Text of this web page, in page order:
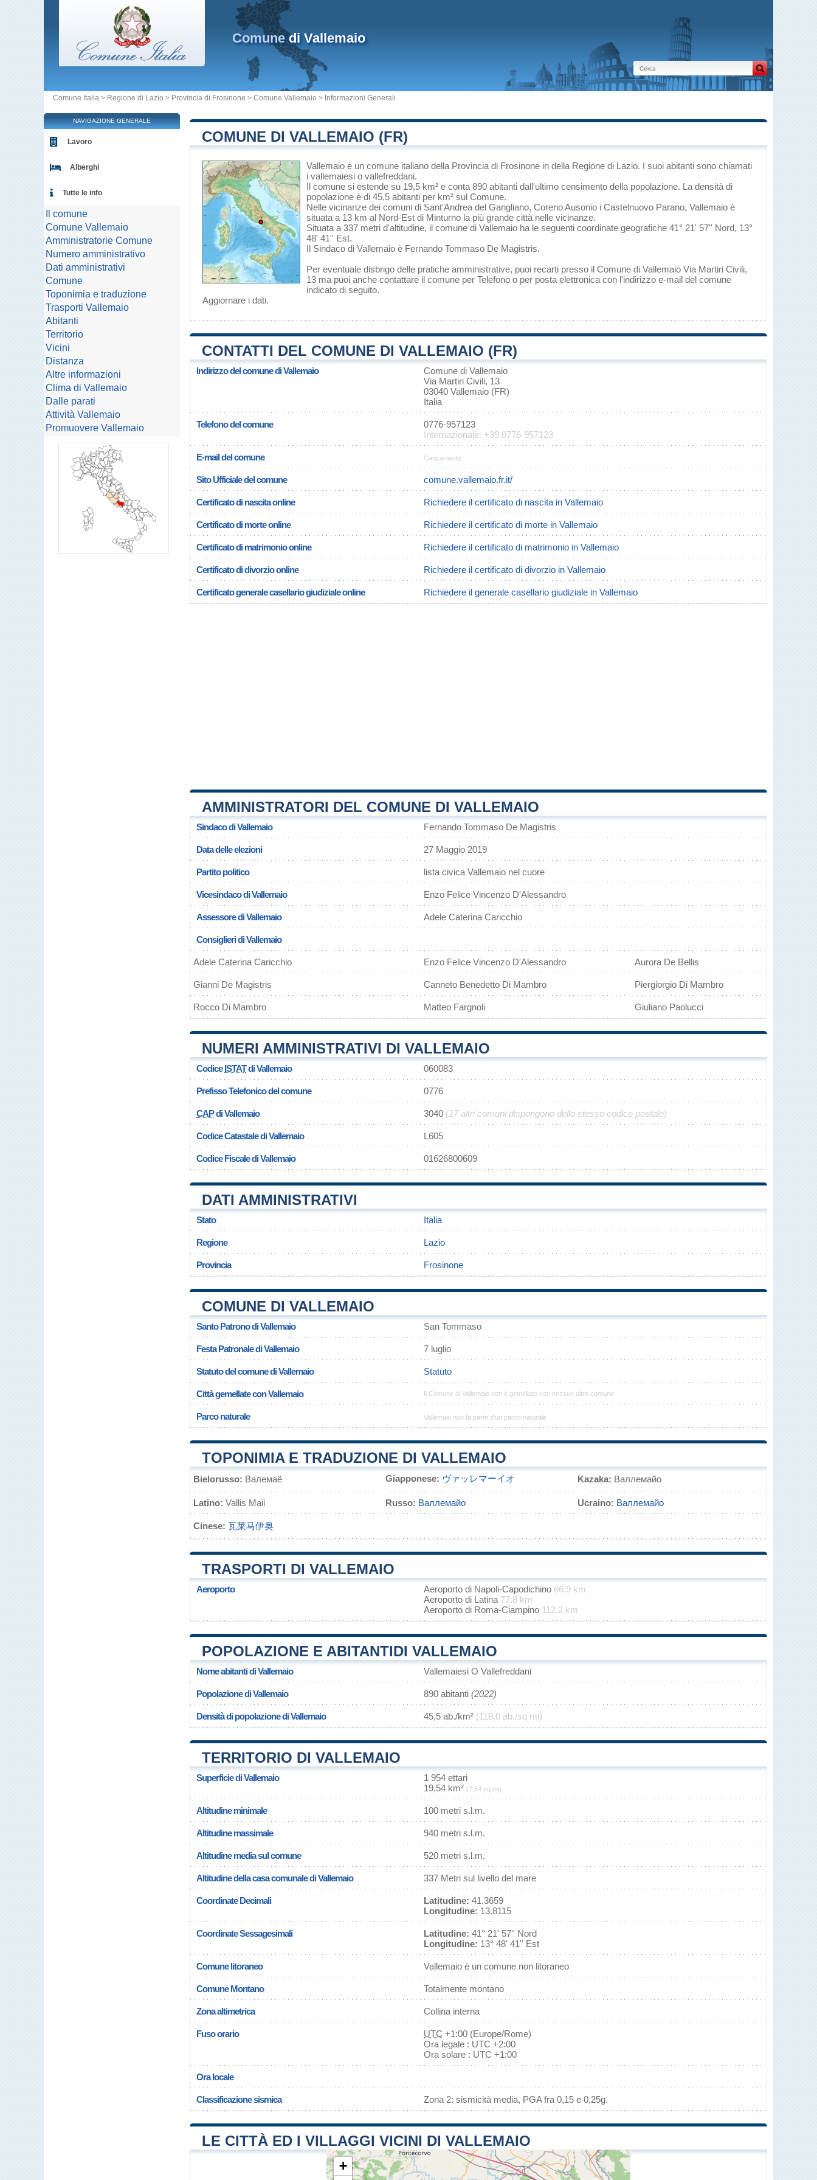
Comunedi Vallemaio
Comune Italia > Regione di Lazio > Provincia di Frosinone > Comune Vallemaio > Informazioni Generali
COMUNE DI VALLEMAIO (FR)
Vallemaio è un comune italiano della Provincia di Frosinone in della Regione di Lazio. I suoi abitanti sono chiamati
i vallemaiesi o vallefreddani.
Il comune si estende su 19,5 km² e conta 890 abitanti dall'ultimo censimento della popolazione. La densità di
popolazione è di 45,5 abitanti per km² sul Comune.
Nelle vicinanze dei comuni di Sant'Andrea del Garigliano, Coreno Ausonio i Castelnuovo Parano, Vallemaio è
situata a 13 km al Nord-Est di Minturno la più grande città nelle vicinanze.
Situata a 337 metri d'altitudine, il comune di Vallemaio ha le seguenti coordinate geografiche 41° 21' 57'' Nord, 13°
48' 41'' Est.
Il Sindaco di Vallemaio è Fernando Tommaso De Magistris.
Per eventuale disbrigo delle pratiche amministrative, puoi recarti presso il Comune di Vallemaio Via Martiri Civili,
13 ma puoi anche contattare il comune per Telefono o per posta elettronica con l'indirizzo e-mail del comune
indicato di seguito.
Aggiornare i dati.
CONTATTI DEL COMUNE DI VALLEMAIO (FR)
Indirizzo del comune di Vallemaio
Comune di Vallemaio
Via Martiri Civili, 13
03040 Vallemaio (FR)
Italia
Telefono del comune
0776-957123
Internazionale: +39 0776-957123
E-mail del comune Caricamento...
Sito Ufficiale del comune comune.vallemaio.fr.it/
Certificato di nascita online Richiedere il certificato di nascita in Vallemaio
Certificato di morte online Richiedere il certificato di morte in Vallemaio
Certificato di matrimonio online Richiedere il certificato di matrimonio in Vallemaio
Certificato di divorzio online Richiedere il certificato di divorzio in Vallemaio
Certificato generale casellario giudiziale online Richiedere il generale casellario giudiziale in Vallemaio
AMMINISTRATORI DEL COMUNE DI VALLEMAIO
Sindaco di Vallemaio Fernando Tommaso De Magistris
Data delle elezioni 27 Maggio 2019
Partito politico lista civica Vallemaio nel cuore
Vicesindaco di Vallemaio Enzo Felice Vincenzo D'Alessandro
Assessore di Vallemaio Adele Caterina Caricchio
Consiglieri di Vallemaio
Adele Caterina Caricchio Enzo Felice Vincenzo D'Alessandro Aurora De Bellis
Gianni De Magistris Canneto Benedetto Di Mambro Piergiorgio Di Mambro
Rocco Di Mambro Matteo Fargnoli Giuliano Paolucci
NUMERI AMMINISTRATIVI DI VALLEMAIO
CodiceISTATdi Vallemaio 060083
Prefisso Telefonico del comune 0776
CAPdi Vallemaio 3040 (17 altri comuni dispongono dello stesso codice postale)
Codice Catastale di Vallemaio L605
Codice Fiscale di Vallemaio 01626800609
DATI AMMINISTRATIVI
Stato Italia
Regione Lazio
Provincia Frosinone
COMUNE DI VALLEMAIO
Santo Patrono di Vallemaio San Tommaso
Festa Patronale di Vallemaio 7 luglio
Statuto del comune di Vallemaio Statuto
Città gemellate con Vallemaio Il Comune di Vallemaio non è gemellato con nessun altro comune.
Parco naturale Vallemaio non fa parte d'un parco naturale
TOPONIMIA E TRADUZIONE DI VALLEMAIO
Bielorusso: Валемаё Giapponese: ヴァッレマーイオ Kazaka: Валлемайо
Latino: Vallis Maii Russo: Валлемайо Ucraino: Валлемайо
Cinese: 瓦莱马伊奥
TRASPORTI DI VALLEMAIO
Aeroporto Aeroporto di Napoli-Capodichino 66.9 km
Aeroporto di Latina 77.8 km
Aeroporto di Roma-Ciampino 112.2 km
POPOLAZIONE E ABITANTIDI VALLEMAIO
Nome abitanti di Vallemaio Vallemaiesi O Vallefreddani
Popolazione di Vallemaio 890 abitanti (2022)
Densità di popolazione di Vallemaio 45,5 ab./km² (118,0 ab./sq mi)
TERRITORIO DI VALLEMAIO
Superficie di Vallemaio
1 954 ettari
19,54 km² (7,54 sq mi)
Altitudine minimale 100 metri s.l.m.
Altitudine massimale 940 metri s.l.m.
Altitudine media sul comune 520 metri s.l.m.
Altitudine della casa comunale di Vallemaio 337 Metri sul livello del mare
Coordinate Decimali Latitudine: 41.3659
Longitudine: 13.8115
Coordinate Sessagesimali Latitudine: 41° 21' 57'' Nord
Longitudine: 13° 48' 41'' Est
Comune litoraneo Vallemaio è un comune non litoraneo
Comune Montano Totalmente montano
Zona altimetrica Collina interna
Fuso orario UTC +1:00 (Europe/Rome)
Ora legale : UTC +2:00
Ora solare : UTC +1:00
Ora locale
Classificazione sismica Zona 2: sismicità media, PGA fra 0,15 e 0,25g.
LE CITTÀ ED I VILLAGGI VICINI DI VALLEMAIO
+
NAVIGAZIONE GENERALE
Lavoro
Alberghi
Tutte le info
Il comune
Comune Vallemaio
Amministratorie Comune
Numero amministrativo
Dati amministrativi
Comune
Toponimia e traduzione
Trasporti Vallemaio
Abitanti
Territorio
Vicini
Distanza
Altre informazioni
Clima di Vallemaio
Dalle parati
Attività Vallemaio
Promuovere Vallemaio